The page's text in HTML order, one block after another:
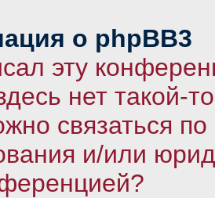
о phpBB3
эту
нет такой-
связаться по
и/или